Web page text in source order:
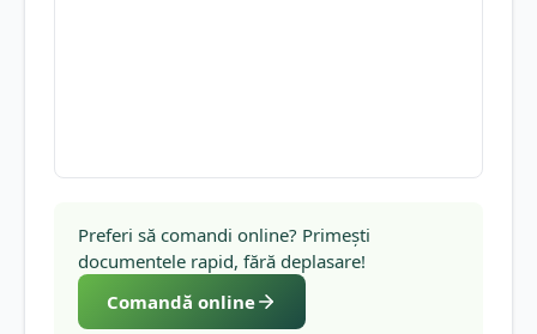
Preferi să comandi online? Primești
documentele rapid, fără deplasare!
Comandă online